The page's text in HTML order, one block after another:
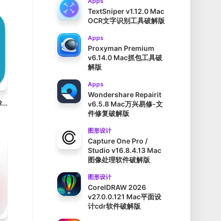
TunesKit iOS System Recovery v4.5.0.41 Mac IOS设备系统恢复工具破解版
TextSniper v1.12.0 Mac
OCR文字识别工具破解版
Apps
Proxyman Premium
v6.14.0 Mac抓包工具破
解版
Apps
Wondershare Repairit
v6.5.8 Mac万兴易修-文
件修复破解版
图形设计
Capture One Pro /
Studio v16.8.4.13 Mac
图像处理软件破解版
图形设计
CorelDRAW 2026
v27.0.0.121 Mac平面设
计cdr软件破解版